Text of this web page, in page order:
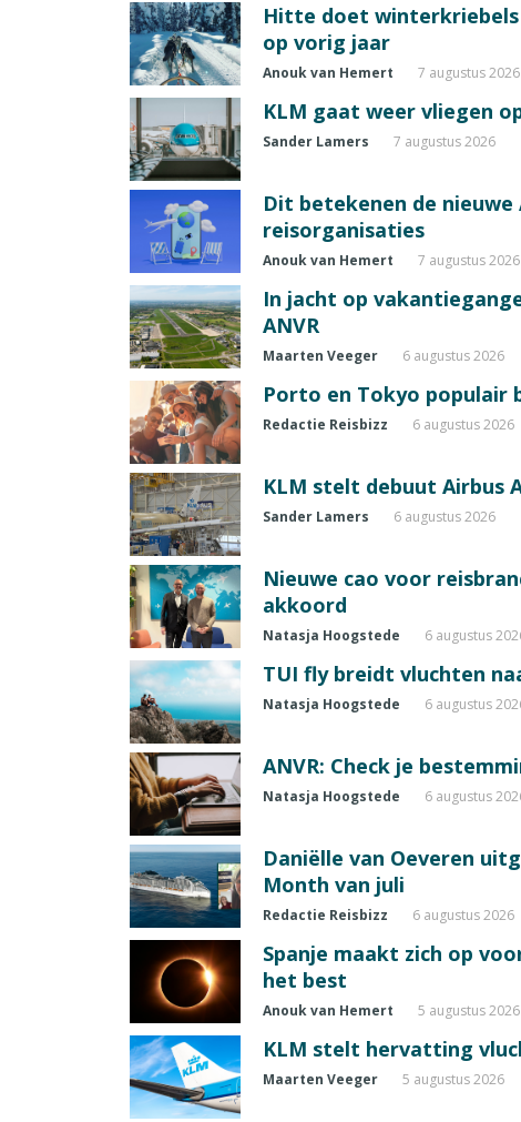
Hitte doet
op vorig jaar
Anouk van Hemert 7 augustus 2026
KLM gaat weer vliegen
Sander Lamers 7 augustus 2026
Dit betekenen de
reisorganisaties
Anouk van Hemert 7 augustus 2026
In jacht op
ANVR
Maarten Veeger 6 augustus 2026
Porto en Tokyo populair
Redactie Reisbizz 6 augustus 2026
KLM stelt debuut Airbus
Sander Lamers 6 augustus 2026
Nieuwe cao voor
akkoord
Natasja Hoogstede 6 augustus
TUI fly breidt vluchten
Natasja Hoogstede 6 augustus
ANVR: Check je
Natasja Hoogstede 6 augustus
Daniëlle van Oeveren
Month van juli
Redactie Reisbizz 6 augustus 2026
Spanje maakt zich op
het best
Anouk van Hemert 5 augustus 2026
KLM stelt hervatting
Maarten Veeger 5 augustus 2026